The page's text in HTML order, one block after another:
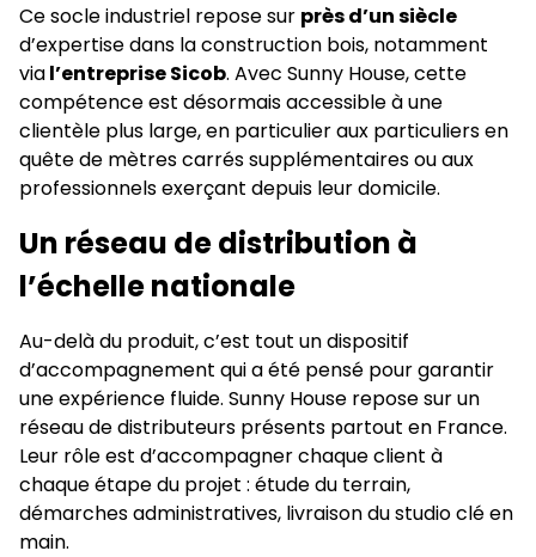
Ce socle industriel repose sur près d’un siècle
d’expertise dans la construction bois, notamment
vial’entreprise Sicob. Avec Sunny House, cette
compétence est désormais accessible à une
clientèle plus large, en particulier aux particuliers en
quête de mètres carrés supplémentaires ou aux
professionnels exerçant depuis leur domicile.
Un réseau de distribution à
l’échelle nationale
Au-delà du produit, c’est tout un dispositif
d’accompagnement qui a été pensé pour garantir
une expérience fluide. Sunny House repose sur un
réseau de distributeurs présents partout en France.
Leur rôle est d’accompagner chaque client à
chaque étape du projet : étude du terrain,
démarches administratives, livraison du studio clé en
main.